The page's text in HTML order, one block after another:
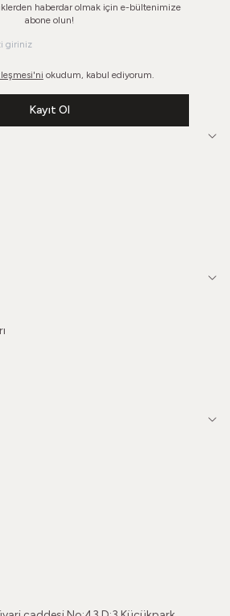
haberdar olmak için e-bültenimize
abone olun!
okudum, kabul ediyorum.
Kayıt Ol